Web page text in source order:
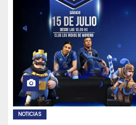
NOTICIAS